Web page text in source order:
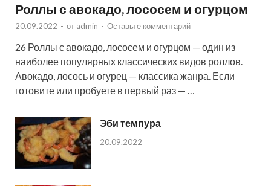
Роллы с авокадо, лососем и огурцом
20.09.2022 - от admin - Оставьте комментарий
26 Роллы с авокадо, лососем и огурцом — один из
наиболее популярных классических видов роллов.
Авокадо, лосось и огурец — классика жанра. Если
готовите или пробуете в первый раз — …
Эби темпура
20.09.2022